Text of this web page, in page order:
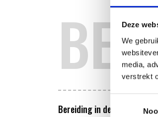
Deze
We
media,
verstrekt
Bereiding in de keuken